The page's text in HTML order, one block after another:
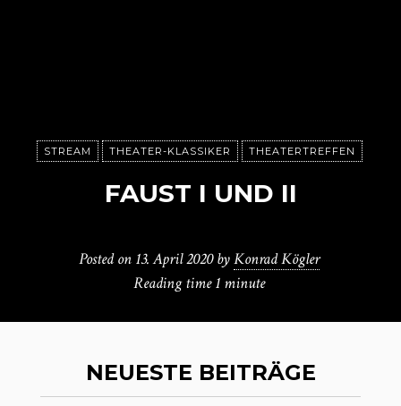
STREAM THEATER-KLASSIKER THEATERTREFFEN
FAUST I UND II
Posted on 13. April 2020 byKonrad Kögler
Reading time1 minute
NEUESTE BEITRÄGE